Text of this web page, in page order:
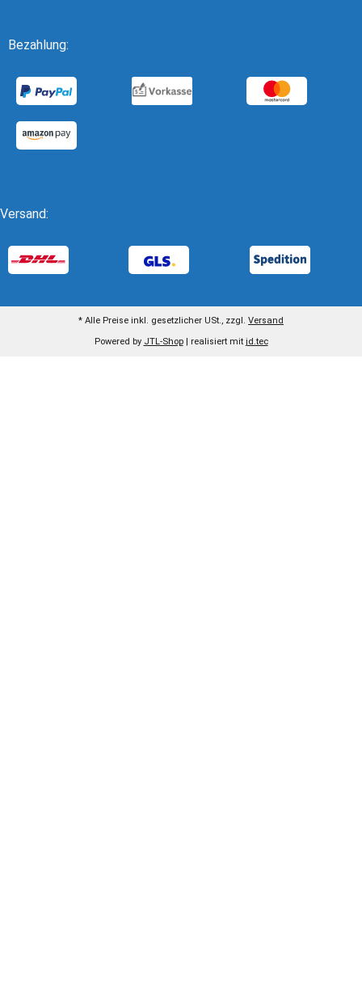
Bezahlung:
Versand:
* Alle Preise inkl. gesetzlicher USt., zzgl. Versand
Powered by JTL-Shop | realisiert mit jd.tec